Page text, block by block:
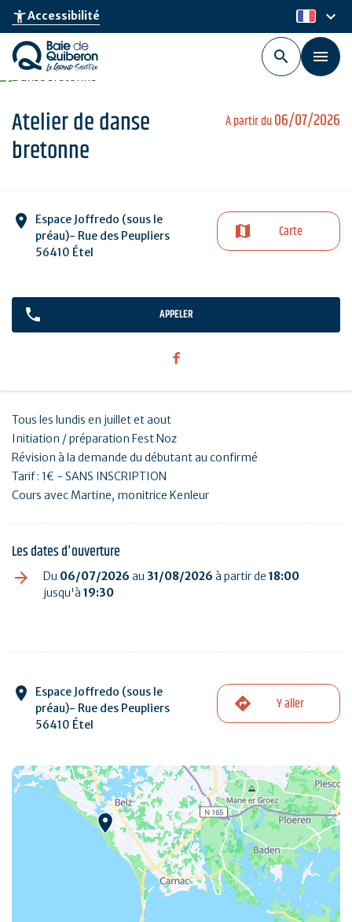
Aller
au
contenu
principal
accessibility_newAccessibilité fr
keyboard_arrow_down
À partir du06/07/2026
Atelier de danse
bretonne
Espace Joffredo (sous le
préau)- Rue des Peupliers
56410 Étel
Carte
APPELER
Tous les lundis en juillet et aout
Initiation / préparation Fest Noz
Révision à la demande du débutant au confirmé
Tarif : 1€ - SANS INSCRIPTION
Cours avec Martine, monitrice Kenleur
Les dates d'ouverture
Du 06/07/2026 au 31/08/2026 à partir de 18:00
jusqu'à 19:30
Espace Joffredo (sous le
préau)- Rue des Peupliers
56410 Étel
Y aller